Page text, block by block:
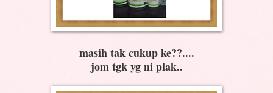
masih tak cukup ke??....
jom tgk yg ni plak..